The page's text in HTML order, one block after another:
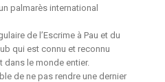
palmarès international
de l’Escrime à Pau et du
qui est connu et reconnu
dans le monde entier.
de ne pas rendre une dernier